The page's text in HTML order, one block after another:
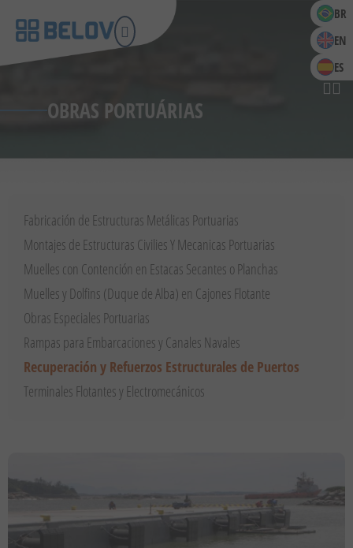
BR
EN
ES
OBRAS PORTUÁRIAS
Fabricación de Estructuras Metálicas Portuarias
Montajes de Estructuras Civilies Y Mecanicas Portuarias
Muelles con Contención en Estacas Secantes o Planchas
Muelles y Dolfins (Duque de Alba) en Cajones Flotante
Obras Especiales Portuarias
Rampas para Embarcaciones y Canales Navales
Recuperación y Refuerzos Estructurales de Puertos
Terminales Flotantes y Electromecánicos